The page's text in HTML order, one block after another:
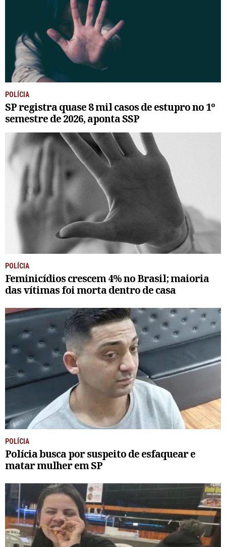
POLÍCIA
SP registra quase 8 mil casos de estupro no 1º
semestre de 2026, aponta SSP
POLÍCIA
Feminicídios crescem 4% no Brasil; maioria
das vítimas foi morta dentro de casa
POLÍCIA
Polícia busca por suspeito de esfaquear e
matar mulher em SP